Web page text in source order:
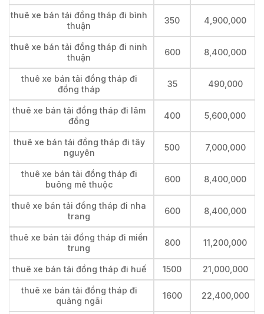
thuê xe bán tải đồng tháp đi bình
thuận
350 4,900,000
thuê xe bán tải đồng tháp đi ninh
thuận
600 8,400,000
thuê xe bán tải đồng tháp đi
đồng tháp
35 490,000
thuê xe bán tải đồng tháp đi lâm
đồng
400 5,600,000
thuê xe bán tải đồng tháp đi tây
nguyên
500 7,000,000
thuê xe bán tải đồng tháp đi
buông mê thuộc
600 8,400,000
thuê xe bán tải đồng tháp đi nha
trang
600 8,400,000
thuê xe bán tải đồng tháp đi miền
trung
800 11,200,000
thuê xe bán tải đồng tháp đi huế 1500 21,000,000
thuê xe bán tải đồng tháp đi
quảng ngãi
1600 22,400,000